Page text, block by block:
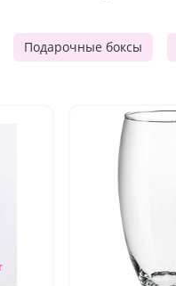
Подарочные боксы